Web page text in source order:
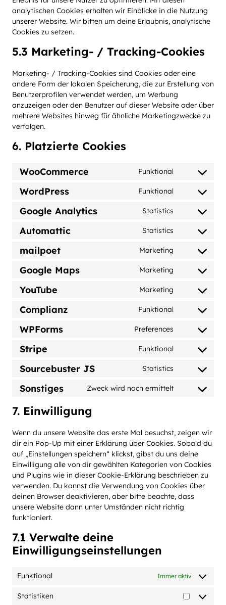
analytischen Cookies erhalten wir Einblicke in die Nutzung
unserer Website. Wir bitten um deine Erlaubnis, analytische
Cookies zu setzen.
5.3 Marketing- / Tracking-Cookies
Marketing- / Tracking-Cookies sind Cookies oder eine
andere Form der lokalen Speicherung, die zur Erstellung von
Benutzerprofilen verwendet werden, um Werbung
anzuzeigen oder den Benutzer auf dieser Website oder über
mehrere Websites hinweg für ähnliche Marketingzwecke zu
verfolgen.
6. Platzierte Cookies
WooCommerce Funktional
Consent
service
WordPress Funktional
Consent
service
wordpress
Google Analytics Statistics
Consent
service
google-
Automattic Statistics
Consent
service
automattic
mailpoet Marketing
Consent
service
mailpoet
Google Maps Marketing
Consent
service
google-
YouTube Marketing
Consent
service
youtube
Complianz Funktional
Consent
service
complianz
WPForms Preferences
Consent
service
wpforms
Stripe Funktional
Consent
service
stripe
Sourcebuster JS Statistics
Consent
service
Sonstiges Zweck wird noch ermittelt
Consent
7. Einwilligung
Wenn du unsere Website das erste Mal besuchst, zeigen wir
dir ein Pop-Up mit einer Erklärung über Cookies. Sobald du
auf „Einstellungen speichern“ klickst, gibst du uns deine
Einwilligung alle von dir gewählten Kategorien von Cookies
und Plugins wie in dieser Cookie-Erklärung beschrieben zu
verwenden. Du kannst die Verwendung von Cookies über
deinen Browser deaktivieren, aber bitte beachte, dass
unsere Website dann unter Umständen nicht richtig
funktioniert.
7.1 Verwalte deine
Einwilligungseinstellungen
Funktional Immer aktiv
Statistiken